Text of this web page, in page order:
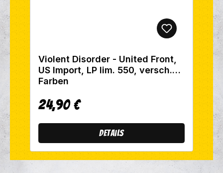
Violent Disorder - United Front,
US Import, LP lim. 550, versch.
Farben
Regulärer Preis:
24,90 €
Details